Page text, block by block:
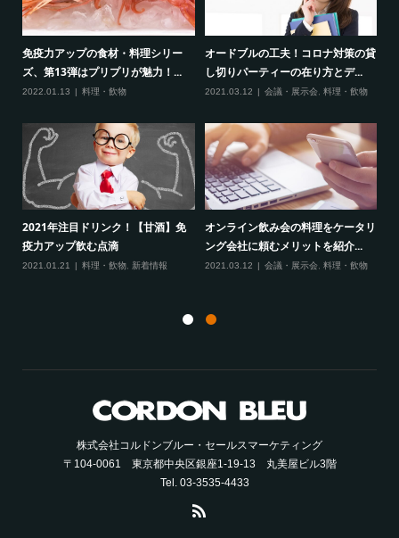
免疫力アップの食材・料理シリー
ズ、第13弾はプリプリが魅力！...
2022.01.13 料理・飲物
オードブルの工夫！コロナ対策の貸
し切りパーティーの在り方とデ...
2021.03.12 会議・展示会, 料理・飲物
2021年注目ドリンク！【甘酒】免
疫力アップ飲む点滴
2021.01.21 料理・飲物, 新着情報
オンライン飲み会の料理をケータリ
ング会社に頼むメリットを紹介...
2021.03.12 会議・展示会, 料理・飲物
株式会社コルドンブルー・セールスマーケティング
〒104-0061 東京都中央区銀座1-19-13 丸美屋ビル3階
Tel. 03-3535-4433